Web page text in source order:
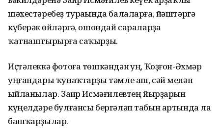
шәхестәребеҙ тураһында балаларға, йәштәргә
күберәк һөйләргә, ошондай сараларҙа
ҡатнаштырырға саҡырҙы.
Иҫтәлеккә фотоға төшкәндән һуң, Ҡоҙғон-Әхмәр
уңғандары ҡунаҡтарҙы тәмле аш, сәй менән
һыйланылар. Заһир Исмәғилевтең йырҙарын
күңелдәре булғансы бергәләп табын артында ла
башҡарҙылар.